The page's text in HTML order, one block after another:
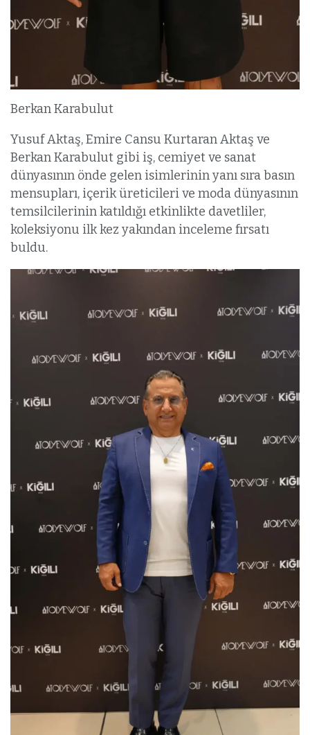
Berkan Karabulut
Yusuf Aktaş, Emire Cansu Kurtaran Aktaş ve
Berkan Karabulut gibi iş, cemiyet ve sanat
dünyasının önde gelen isimlerinin yanı sıra basın
mensupları, içerik üreticileri ve moda dünyasının
temsilcilerinin katıldığı etkinlikte davetliler,
koleksiyonu ilk kez yakından inceleme fırsatı
buldu.